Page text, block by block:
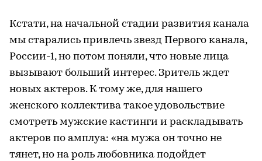
Кстати, на начальной стадии развития канала
мы старались привлечь звезд Первого канала,
России-1, но потом поняли, что новые лица
вызывают больший интерес. Зритель ждет
новых актеров. К тому же, для нашего
женского коллектива такое удовольствие
смотреть мужские кастинги и раскладывать
актеров по амплуа: «на мужа он точно не
тянет, но на роль любовника подойдет